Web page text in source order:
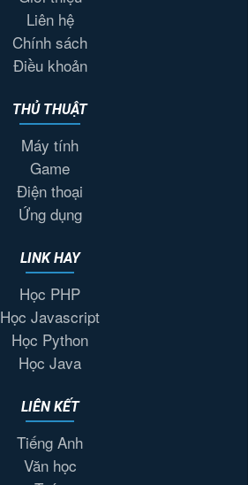
Liên hệ
Chính sách
Điều khoản
THỦ THUẬT
Máy tính
Game
Điện thoại
Ứng dụng
LINK HAY
Học PHP
Học Javascript
Học Python
Học Java
LIÊN KẾT
Tiếng Anh
Văn học